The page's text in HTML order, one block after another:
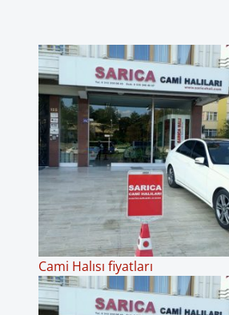
Cami Halısı fiyatları